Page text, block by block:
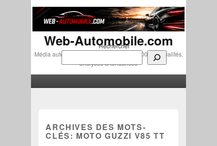
Rechercher
Web-Automobile.com
Média automobile indépendant depuis 2007 • Actualités,
analyses & tendances
ARCHIVES DES MOTS-
CLÉS: MOTO GUZZI V85 TT